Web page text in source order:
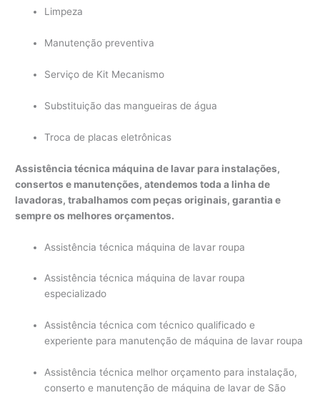
Limpeza
Manutenção preventiva
Serviço de Kit Mecanismo
Substituição das mangueiras de água
Troca de placas eletrônicas
Assistência técnica máquina de lavar para instalações,
consertos e manutenções, atendemos toda a linha de
lavadoras, trabalhamos com peças originais, garantia e
sempre os melhores orçamentos.
Assistência técnica máquina de lavar roupa
Assistência técnica máquina de lavar roupa
especializado
Assistência técnica com técnico qualificado e
experiente para manutenção de máquina de lavar roupa
Assistência técnica melhor orçamento para instalação,
conserto e manutenção de máquina de lavar de São